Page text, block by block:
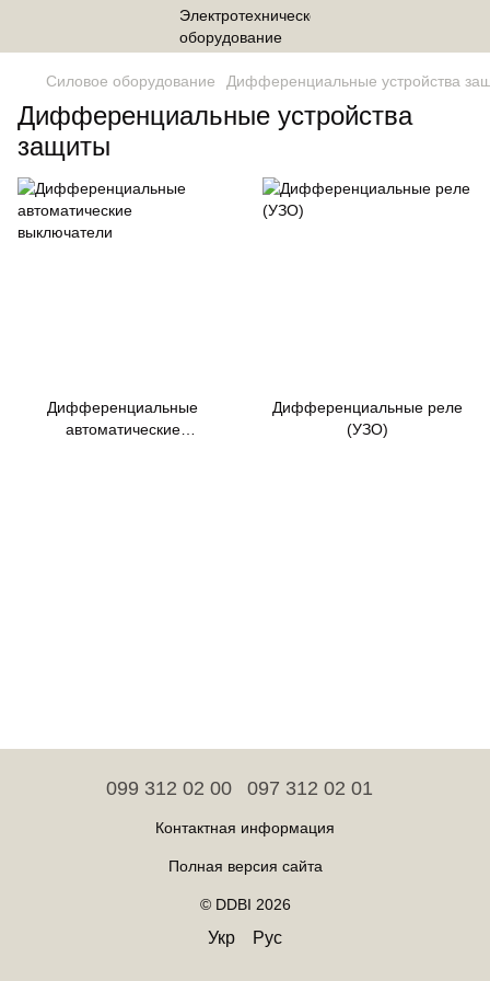
Силовое оборудование Дифференциальные устройства
Дифференциальные устройства
защиты
Дифференциальные
автоматические
Дифференциальные реле
(УЗО)
099 312 02 00 097 312 02 01
Контактная информация
Полная версия сайта
© DDBI 2026
Укр Рус